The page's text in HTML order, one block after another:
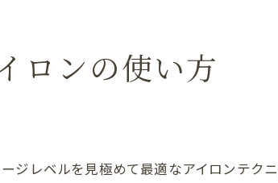
ロンの使い方
ジレベルを見極めて最適なアイロンテク